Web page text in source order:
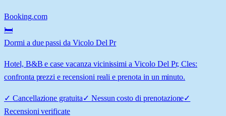
Booking.com
🛏️
Dormi a due passi da Vicolo Del Pr
Hotel, B&B e case vacanza vicinissimi a Vicolo Del Pr, Cles:
confronta prezzi e recensioni reali e prenota in un minuto.
✓ Cancellazione gratuita✓ Nessun costo di prenotazione✓
Recensioni verificate